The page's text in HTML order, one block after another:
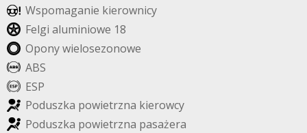
Wspomaganie kierownicy
Felgi aluminiowe 18
Oponywielosezonowe
ABS
ESP
Poduszka powietrzna kierowcy
Poduszka powietrzna pasażera